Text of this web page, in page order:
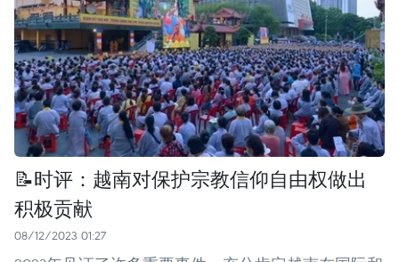
📝时评：越南对保护宗教信仰自由权做出
积极贡献
08/12/2023 01:27